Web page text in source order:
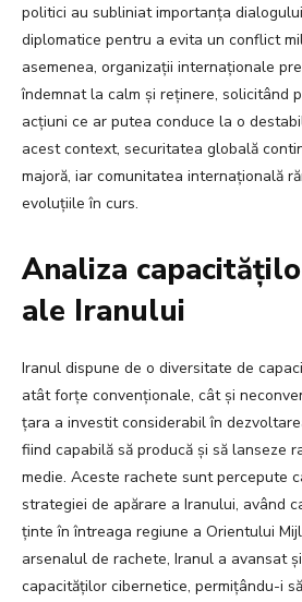
politici au subliniat importanța
diplomatice pentru a evita un conflict
asemenea, organizații internaționale
îndemnat la calm și reținere, solicitând
acțiuni ce ar putea conduce la o
acest context, securitatea globală
majoră, iar comunitatea internațională
evoluțiile în curs.
Analiza
ale Iranului
Iranul dispune de o diversitate de
atât forțe convenționale, cât și
țara a investit considerabil în
fiind capabilă să producă și să lanseze
medie. Aceste rachete sunt percepute
strategiei de apărare a Iranului, având
ținte în întreaga regiune a Orientului
arsenalul de rachete, Iranul a avansat
capacităților cibernetice, permițându-i